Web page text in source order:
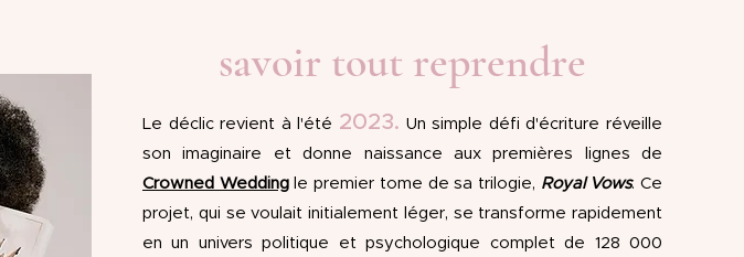
Le déclic revient à l'été 2023. Un simple défi d'écriture réveille
son imaginaire et donne naissance aux premières lignes de
Crowned Weddingle premier tome de sa trilogie, Royal Vows. Ce
projet, qui se voulait initialement léger, se transforme rapidement
en un univers politique et psychologique complet de 128 000
savoir tout reprendre